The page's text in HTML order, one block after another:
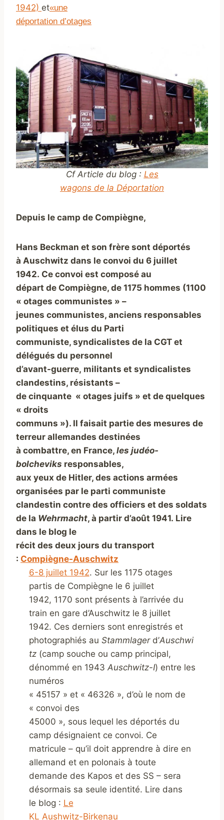
1942) et«une
déportation d’otages
Cf Article du blog : Les
wagons de la Déportation
Depuis le camp de Compiègne,
Hans Beckman et son frère sont déportés
à Auschwitz dans le convoi du 6 juillet
1942. Ce convoi est composé au
départ de Compiègne, de 1175 hommes (1100
« otages communistes » –
jeunes communistes, anciens responsables
politiques et élus du Parti
communiste, syndicalistes de la CGT et
délégués du personnel
d’avant-guerre, militants et syndicalistes
clandestins, résistants –
de cinquante « otages juifs » et de quelques
« droits
communs »). Il faisait partie des mesures de
terreur allemandes destinées
à combattre, en France, les judéo-
bolcheviks responsables,
aux yeux de Hitler, des actions armées
organisées par le parti communiste
clandestin contre des officiers et des soldats
de la Wehrmacht, à partir d’août 1941. Lire
dans le blog le
récit des deux jours du transport
: Compiègne-Auschwitz
6-8 juillet 1942. Sur les 1175 otages
partis de Compiègne le 6 juillet
1942, 1170 sont présents à l’arrivée du
train en gare d’Auschwitz le 8 juillet
1942. Ces derniers sont enregistrés et
photographiés au Stammlagerd’Auschwi
tz(camp souche ou camp principal,
dénommé en 1943 Auschwitz-I) entre les
numéros
« 45157 » et « 46326 », d’où le nom de
« convoi des
45000 », sous lequel les déportés du
camp désignaient ce convoi. Ce
matricule – qu’il doit apprendre à dire en
allemand et en polonais à toute
demande des Kapos et des SS – sera
désormais sa seule identité. Lire dans
le blog : Le
KL Aushwitz-Birkenau